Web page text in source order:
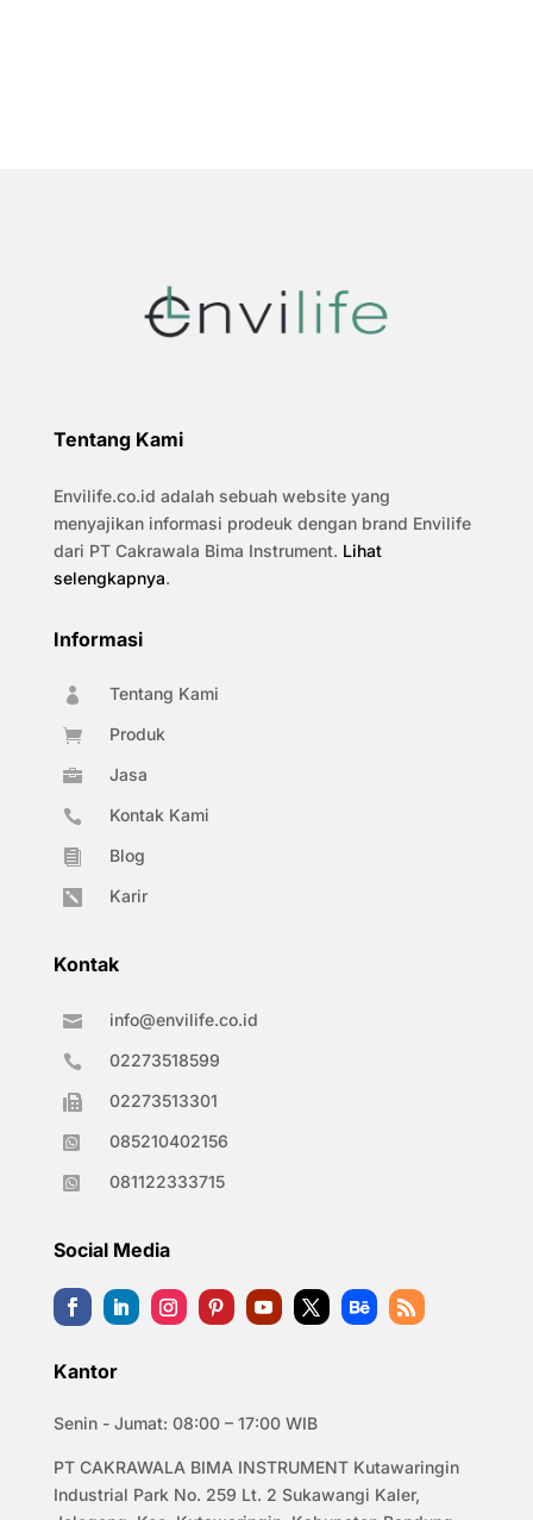
Tentang Kami
Envilife.co.id adalah sebuah website yang
menyajikan informasi prodeuk dengan brand Envilife
dari PT Cakrawala Bima Instrument. Lihat
selengkapnya.
Informasi
 Tentang Kami
 Produk
 Jasa
 Kontak Kami
 Blog
 Karir
Kontak
 info@envilife.co.id
 02273518599
 02273513301
 085210402156
 081122333715
Social Media
Kantor
Senin - Jumat: 08:00 – 17:00 WIB
PT CAKRAWALA BIMA INSTRUMENT Kutawaringin
Industrial Park No. 259 Lt. 2 Sukawangi Kaler,